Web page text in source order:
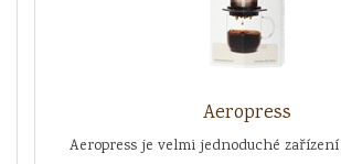
Aeropress
Aeropress je velmi jednoduché